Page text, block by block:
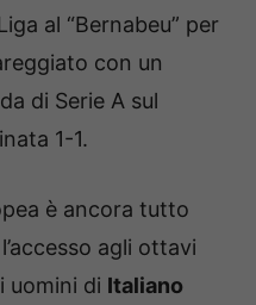
al “Bernabeu” per
con un
di Serie A sul
1-1.
è ancora tutto
agli ottavi
uomini di Italiano